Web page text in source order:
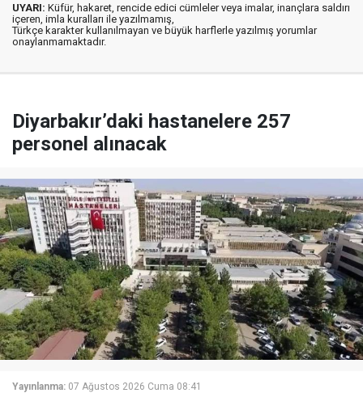
UYARI: Küfür, hakaret, rencide edici cümleler veya imalar, inançlara saldırı
içeren, imla kuralları ile yazılmamış,
Türkçe karakter kullanılmayan ve büyük harflerle yazılmış yorumlar
onaylanmamaktadır.
Diyarbakır’daki hastanelere 257
personel alınacak
Yayınlanma: 07 Ağustos 2026 Cuma 08:41